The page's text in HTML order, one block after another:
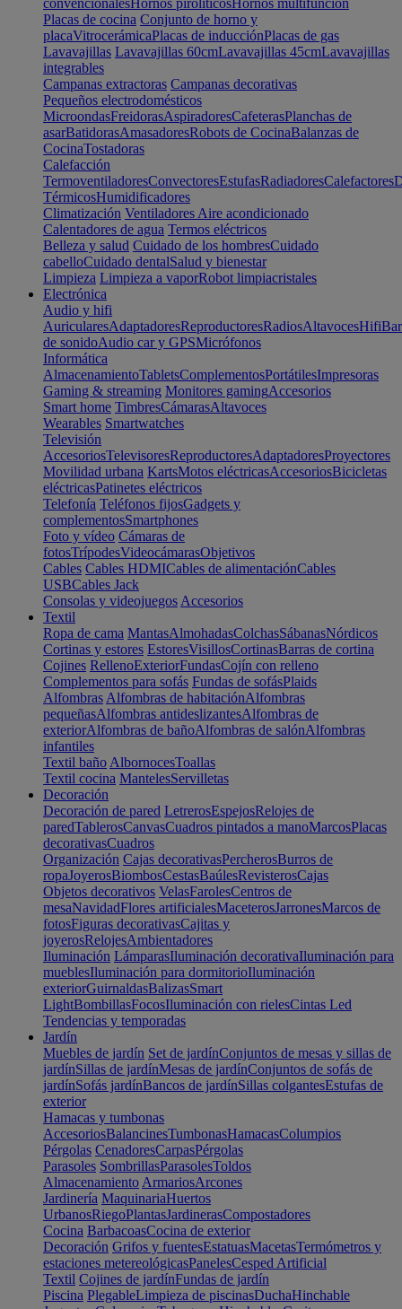
convencionalesHornos pirolíticosHornos multifunción
Placas de cocina Conjunto de horno y
placaVitrocerámicaPlacas de inducciónPlacas de gas
Lavavajillas Lavavajillas 60cmLavavajillas 45cmLavavajillas
integrables
Campanas extractoras Campanas decorativas
Pequeños electrodomésticos
MicroondasFreidorasAspiradoresCafeterasPlanchas de
asarBatidorasAmasadoresRobots de CocinaBalanzas de
CocinaTostadoras
Calefacción
TermoventiladoresConvectoresEstufasRadiadoresCalefactores
TérmicosHumidificadores
Climatización Ventiladores Aire acondicionado
Calentadores de agua Termos eléctricos
Belleza y salud Cuidado de los hombresCuidado
cabelloCuidado dentalSalud y bienestar
Limpieza Limpieza a vaporRobot limpiacristales
Electrónica
Audio y hifi
AuricularesAdaptadoresReproductoresRadiosAltavocesHifi
de sonidoAudio car y GPSMicrófonos
Informática
AlmacenamientoTabletsComplementosPortátilesImpresoras
Gaming & streaming Monitores gamingAccesorios
Smart home TimbresCámarasAltavoces
Wearables Smartwatches
Televisión
AccesoriosTelevisoresReproductoresAdaptadoresProyectores
Movilidad urbana KartsMotos eléctricasAccesoriosBicicletas
eléctricasPatinetes eléctricos
Telefonía Teléfonos fijosGadgets y
complementosSmartphones
Foto y vídeo Cámaras de
fotosTrípodesVideocámarasObjetivos
Cables Cables HDMICables de alimentaciónCables
USBCables Jack
Consolas y videojuegos Accesorios
Textil
Ropa de cama MantasAlmohadasColchasSábanasNórdicos
Cortinas y estores EstoresVisillosCortinasBarras de cortina
Cojines RellenoExteriorFundasCojín con relleno
Complementos para sofás Fundas de sofásPlaids
Alfombras Alfombras de habitaciónAlfombras
pequeñasAlfombras antideslizantesAlfombras de
exteriorAlfombras de bañoAlfombras de salónAlfombras
infantiles
Textil baño AlbornocesToallas
Textil cocina MantelesServilletas
Decoración
Decoración de pared LetrerosEspejosRelojes de
paredTablerosCanvasCuadros pintados a manoMarcosPlacas
decorativasCuadros
Organización Cajas decorativasPercherosBurros de
ropaJoyerosBiombosCestasBaúlesRevisterosCajas
Objetos decorativos VelasFarolesCentros de
mesaNavidadFlores artificialesMaceterosJarronesMarcos de
fotosFiguras decorativasCajitas y
joyerosRelojesAmbientadores
Iluminación LámparasIluminación decorativaIluminación para
mueblesIluminación para dormitorioIluminación
exteriorGuirnaldasBalizasSmart
LightBombillasFocosIluminación con rielesCintas Led
Tendencias y temporadas
Jardín
Muebles de jardín Set de jardínConjuntos de mesas y sillas de
jardínSillas de jardínMesas de jardínConjuntos de sofás de
jardínSofás jardínBancos de jardínSillas colgantesEstufas de
exterior
Hamacas y tumbonas
AccesoriosBalancinesTumbonasHamacasColumpios
Pérgolas CenadoresCarpasPérgolas
Parasoles SombrillasParasolesToldos
Almacenamiento ArmariosArcones
Jardinería MaquinariaHuertos
UrbanosRiegoPlantasJardinerasCompostadores
Cocina BarbacoasCocina de exterior
Decoración Grifos y fuentesEstatuasMacetasTermómetros y
estaciones metereológicasPanelesCesped Artificial
Textil Cojines de jardínFundas de jardín
Piscina PlegableLimpieza de piscinasDuchaHinchable